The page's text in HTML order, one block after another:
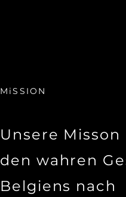
MiSSION
Unsere Misson
den wahren
Belgiens nach